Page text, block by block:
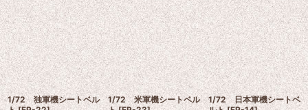
1/72 独軍機シートベル
1/72 米軍機シートベル
1/72 日本軍機シートベ